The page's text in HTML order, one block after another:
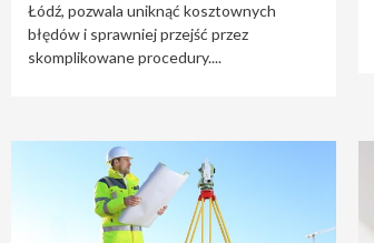
Łódź, pozwala uniknąć kosztownych
błędów i sprawniej przejść przez
skomplikowane procedury....